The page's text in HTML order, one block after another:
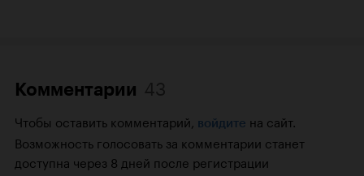
Комментарии
Чтобы оставить комментарий, войдите на сайт.
Возможность голосовать за комментарии станет
доступна через 8 дней после регистрации